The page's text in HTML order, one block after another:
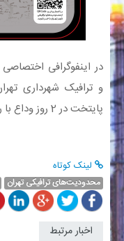
خانه
در اینفوگرافی
و ترافیک شهرداری
پایتخت در 2 روز وداع با رهبر شهید انقلاب را ببینید.
لینک کوتاه
محدودیت‌های ترافیکی تهران
اخبار مرتبط